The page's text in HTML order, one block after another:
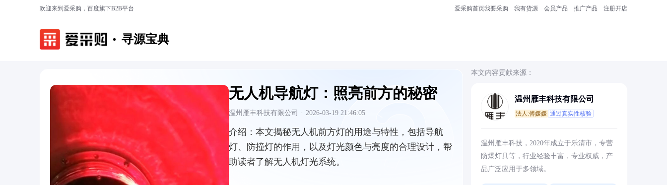
欢迎来到爱采购，百度旗下B2B平台 爱采购首页我要采购 我有货源 会员产品 推广产品 注册开店
寻源宝典
无人机导航灯：照亮前方的秘密
温州雁丰科技有限公司 · 2026-03-19 21:46:05
介绍： 本文揭秘无人机前方灯的用途与特性，包括导航
灯、防撞灯的作用，以及灯光颜色与亮度的合理设计，帮
助读者了解无人机灯光系统。
本文内容贡献来源：
温州雁丰科技有限公司
法人:傅媛媛 通过真实性核验
温州雁丰科技，2020年成立于乐清市，专营
防爆灯具等，行业经验丰富，专业权威，产
品广泛应用于多领域。